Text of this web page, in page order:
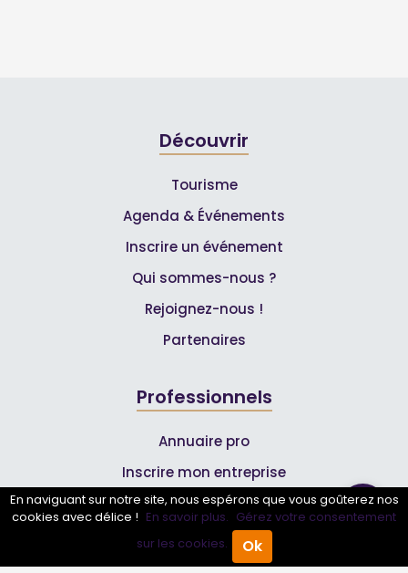
Annuaire Pro Agenda
Découvrir
Tourisme
Agenda & Événements
Inscrire un événement
Qui sommes-nous ?
Rejoignez-nous !
Partenaires
Professionnels
Annuaire pro
Inscrire mon entreprise
Les Abonnements Pros
Infos
En naviguant sur notre site, nous espérons que vous goûterez nos
cookies avec délice ! En savoir plus. Gérez votre consentement
sur les cookies.
Ok